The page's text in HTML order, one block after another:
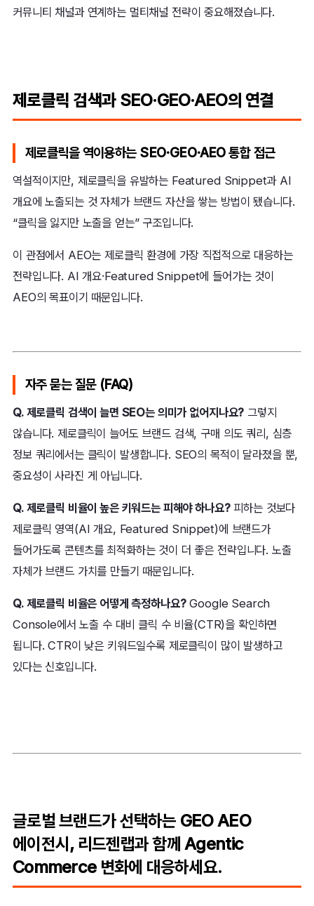
커뮤니티 채널과 연계하는 멀티채널 전략이 중요해졌습니다.
제로클릭 검색과 SEO·GEO·AEO의 연결
제로클릭을 역이용하는 SEO·GEO·AEO 통합 접근
역설적이지만, 제로클릭을 유발하는 Featured Snippet과 AI
개요에 노출되는 것 자체가 브랜드 자산을 쌓는 방법이 됐습니다.
“클릭을 잃지만 노출을 얻는” 구조입니다.
이 관점에서 AEO는 제로클릭 환경에 가장 직접적으로 대응하는
전략입니다. AI 개요·Featured Snippet에 들어가는 것이
AEO의 목표이기 때문입니다.
자주 묻는 질문 (FAQ)
Q. 제로클릭 검색이 늘면 SEO는 의미가 없어지나요? 그렇지
않습니다. 제로클릭이 늘어도 브랜드 검색, 구매 의도 쿼리, 심층
정보 쿼리에서는 클릭이 발생합니다. SEO의 목적이 달라졌을 뿐,
중요성이 사라진 게 아닙니다.
Q. 제로클릭 비율이 높은 키워드는 피해야 하나요?피하는 것보다
제로클릭 영역(AI 개요, Featured Snippet)에 브랜드가
들어가도록 콘텐츠를 최적화하는 것이 더 좋은 전략입니다. 노출
자체가 브랜드 가치를 만들기 때문입니다.
Q. 제로클릭 비율은 어떻게 측정하나요?Google Search
Console에서 노출 수 대비 클릭 수 비율(CTR)을 확인하면
됩니다. CTR이 낮은 키워드일수록 제로클릭이 많이 발생하고
있다는 신호입니다.
글로벌 브랜드가 선택하는 GEO AEO
에이전시, 리드젠랩과 함께 Agentic
Commerce 변화에 대응하세요.